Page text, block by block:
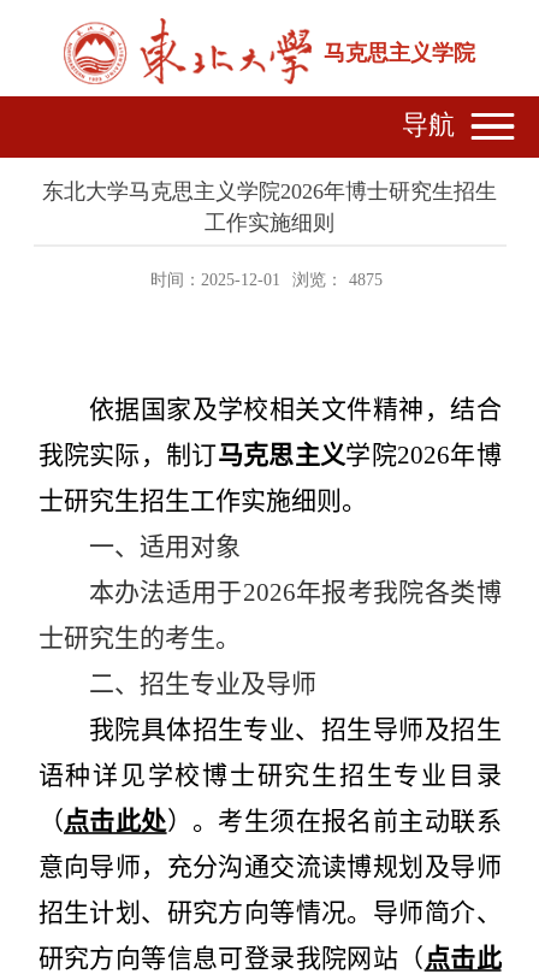
马克思主义学院
导航
东北大学马克思主义学院2026年博士研究生招生
工作实施细则
时间：2025-12-01 浏览： 4875
依据国家及学校相关文件精神，结合
我院实际，制订马克思主义学院2026年博
士研究生招生工作实施细则。
一、适用对象
本办法适用于2026年报考我院各类博
士研究生的考生。
二、招生专业及导师
我院具体招生专业、招生导师及招生
语种详见学校博士研究生招生专业目录
（点击此处）。考生须在报名前主动联系
意向导师，充分沟通交流读博规划及导师
招生计划、研究方向等情况。导师简介、
研究方向等信息可登录我院网站（ 点击此